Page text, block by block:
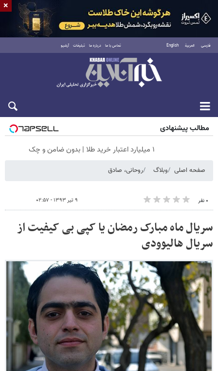
فارسی العربية English تماس با ما درباره ما تبلیغات آرشیو
پنجشنبه ۱۵ مرداد ۱۴۰۵
مطالب پیشنهادی
۱ میلیارد اعتبار خرید طلا | بدون ضامن و چک
صفحه اصلی وبلاگ روحانی، صادق
۰ نفر ۹ تیر ۱۳۹۳ - ۰۲:۵۷
سریال ماه مبارک رمضان یا کپی بی کیفیت از
سریال هالیوودی
×